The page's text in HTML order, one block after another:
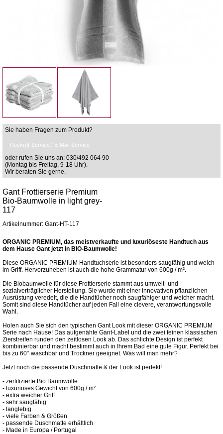
Sie haben Fragen zum Produkt?
Rückruf-Service / E-Mail-Service
oder rufen Sie uns an: 030/492 064 90
(Montag bis Freitag, 9-18 Uhr).
Wir beraten Sie gerne.
Gant Frottierserie Premium
Bio-Baumwolle in light grey-
117
Artikelnummer: Gant-HT-117
ORGANIC PREMIUM, das meistverkaufte und luxuriöseste Handtuch aus
dem Hause Gant jetzt in BIO-Baumwolle!
Diese ORGANIC PREMIUM Handtuchserie ist besonders saugfähig und weich
im Griff. Hervorzuheben ist auch die hohe Grammatur von 600g / m².
Die Biobaumwolle für diese Frottierserie stammt aus umwelt- und
sozialverträglicher Herstellung. Sie wurde mit einer innovativen pflanzlichen
Ausrüstung veredelt, die die Handtücher noch saugfähiger und weicher macht.
Somit sind diese Handtücher auf jeden Fall eine clevere, verantwortungsvolle
Wahl.
Holen auch Sie sich den typischen Gant Look mit dieser ORGANIC PREMIUM
Serie nach Hause! Das aufgenähte Gant-Label und die zwei feinen klassischen
Zierstreifen runden den zeitlosen Look ab. Das schlichte Design ist perfekt
kombinierbar und macht bestimmt auch in Ihrem Bad eine gute Figur. Perfekt bei
bis zu 60° waschbar und Trockner geeignet. Was will man mehr?
Jetzt noch die passende Duschmatte & der Look ist perfekt!
- zertifizierte Bio Baumwolle
- luxuriöses Gewicht von 600g / m²
- extra weicher Griff
- sehr saugfähig
- langlebig
- viele Farben & Größen
- passende Duschmatte erhältlich
- Made in Europa / Portugal